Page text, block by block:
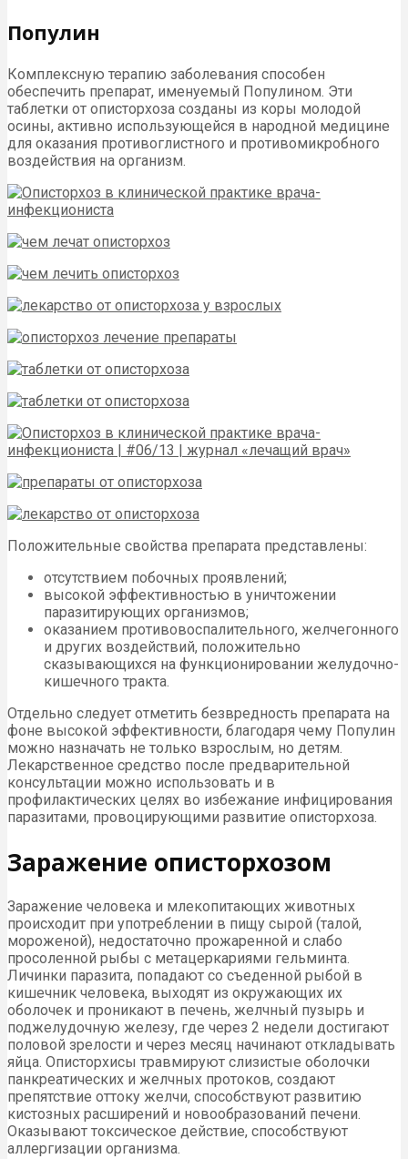
Популин
Комплексную терапию заболевания способен
обеспечить препарат, именуемый Популином. Эти
таблетки от описторхоза созданы из коры молодой
осины, активно использующейся в народной медицине
для оказания противоглистного и противомикробного
воздействия на организм.
Положительные свойства препарата представлены:
отсутствием побочных проявлений;
высокой эффективностью в уничтожении
паразитирующих организмов;
оказанием противовоспалительного, желчегонного
и других воздействий, положительно
сказывающихся на функционировании желудочно-
кишечного тракта.
Отдельно следует отметить безвредность препарата на
фоне высокой эффективности, благодаря чему Популин
можно назначать не только взрослым, но детям.
Лекарственное средство после предварительной
консультации можно использовать и в
профилактических целях во избежание инфицирования
паразитами, провоцирующими развитие описторхоза.
Заражение описторхозом
Заражение человека и млекопитающих животных
происходит при употреблении в пищу сырой (талой,
мороженой), недостаточно прожаренной и слабо
просоленной рыбы с метацеркариями гельминта.
Личинки паразита, попадают со съеденной рыбой в
кишечник человека, выходят из окружающих их
оболочек и проникают в печень, желчный пузырь и
поджелудочную железу, где через 2 недели достигают
половой зрелости и через месяц начинают откладывать
яйца. Описторхисы травмируют слизистые оболочки
панкреатических и желчных протоков, создают
препятствие оттоку желчи, способствуют развитию
кистозных расширений и новообразований печени.
Оказывают токсическое действие, способствуют
аллергизации организма.